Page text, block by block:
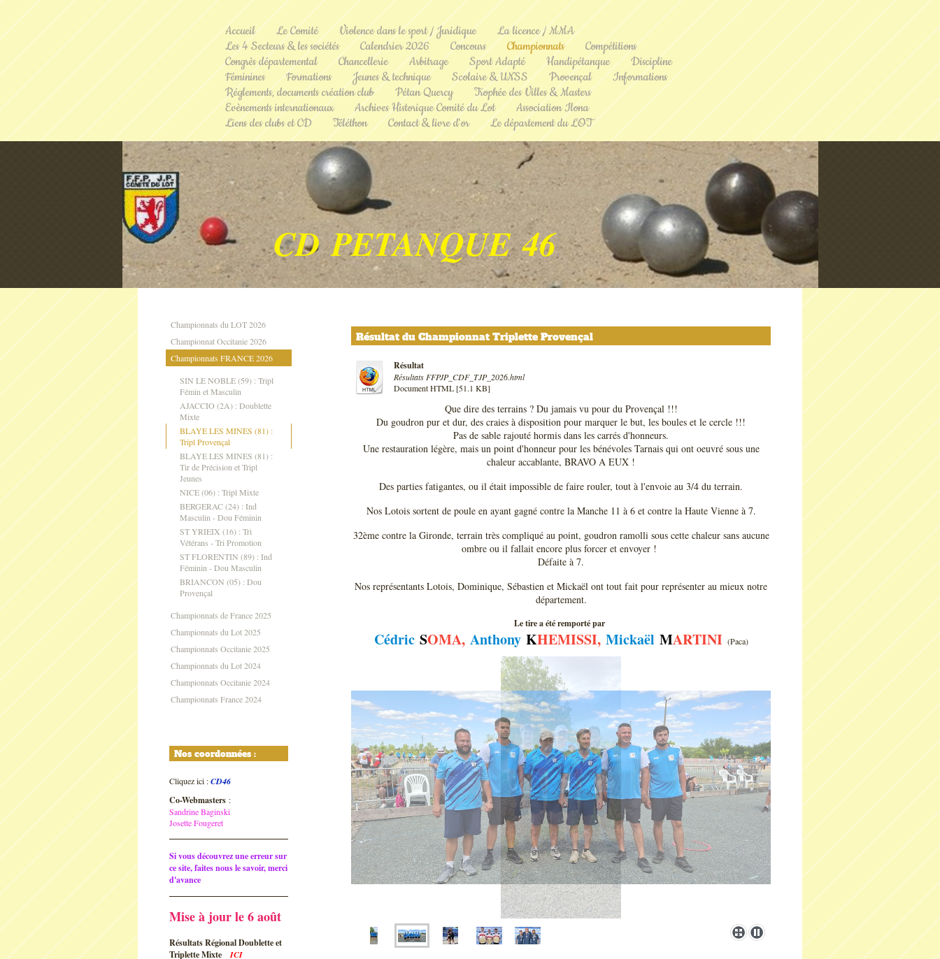
Accueil Le Comité Violence dans le sport / Juridique
La licence / MMA
Les 4 Secteurs & les sociétés
Calendrier 2026 Concours Championnats
Compétitions
Congrès départemental
Chancellerie Arbitrage Sport Adapté Handipétanque
Discipline
Féminines
Formations Jeunes & technique Scolaire & UNSS Provençal
Informations
Réglements, documents création club
Pétan Quercy
Trophée des Villes & Masters
Evènements internationaux
Archives Historique Comité du Lot
Association Ilona
Liens des clubs et CD
Téléthon Contact & livre d'or Le département du LOT
CD PETANQUE 46
Championnats du LOT 2026
Championnat Occitanie 2026
Championnats FRANCE 2026
SIN LE NOBLE (59) : Tripl
Fémin et Masculin
AJACCIO (2A) : Doublette
Mixte
BLAYE LES MINES (81) :
Tripl Provençal
BLAYE LES MINES (81) :
Tir de Précision et Tripl
Jeunes
NICE (06) : Tripl Mixte
BERGERAC (24) : Ind
Masculin - Dou Féminin
ST YRIEIX (16) : Tri
Vétérans - Tri Promotion
ST FLORENTIN (89) : Ind
Féminin - Dou Masculin
BRIANCON (05) : Dou
Provençal
Championnats de France 2025
Championnats du Lot 2025
Championnats Occitanie 2025
Championnats du Lot 2024
Championnats Occitanie 2024
Championnats France 2024
Nos coordonnées :
Cliquez ici :CD46
Co-Webmasters :
Sandrine Baginski
Josette Fougeret
Si vous découvrez une erreur sur
ce site, faites nous le savoir, merci
d'avance
Mise à jour le 6 août
Résultats Régional Doublette et
Triplette Mixte
ICI
Résultat du Championnat Triplette Provençal
Résultat
Résultats FFPJP_CDF_TJP_2026.html
Document HTML [51.1 KB]
Que dire des terrains ? Du jamais vu pour du Provençal !!!
Du goudron pur et dur, des craies à disposition pour marquer le but, les boules et le cercle !!!
Pas de sable rajouté hormis dans les carrés d'honneurs.
Une restauration légère, mais un point d'honneur pour les bénévoles Tarnais qui ont oeuvré sous une
chaleur accablante, BRAVO A EUX !
Des parties fatigantes, ou il était impossible de faire rouler, tout à l'envoie au 3/4 du terrain.
Nos Lotois sortent de poule en ayant gagné contre la Manche 11 à 6 et contre la Haute Vienne à 7.
32ème contre la Gironde, terrain très compliqué au point, goudron ramolli sous cette chaleur sans aucune
ombre ou il fallait encore plus forcer et envoyer !
Défaite à 7.
Nos représentants Lotois, Dominique, Sébastien et Mickaël ont tout fait pour représenter au mieux notre
département.
Le tire a été remporté par
Cédric SOMA, Anthony KHEMISSI, Mickaël MARTINI (Paca)